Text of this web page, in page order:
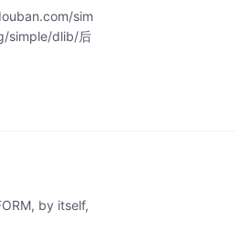
sim
simple/dlib/后
by itself,